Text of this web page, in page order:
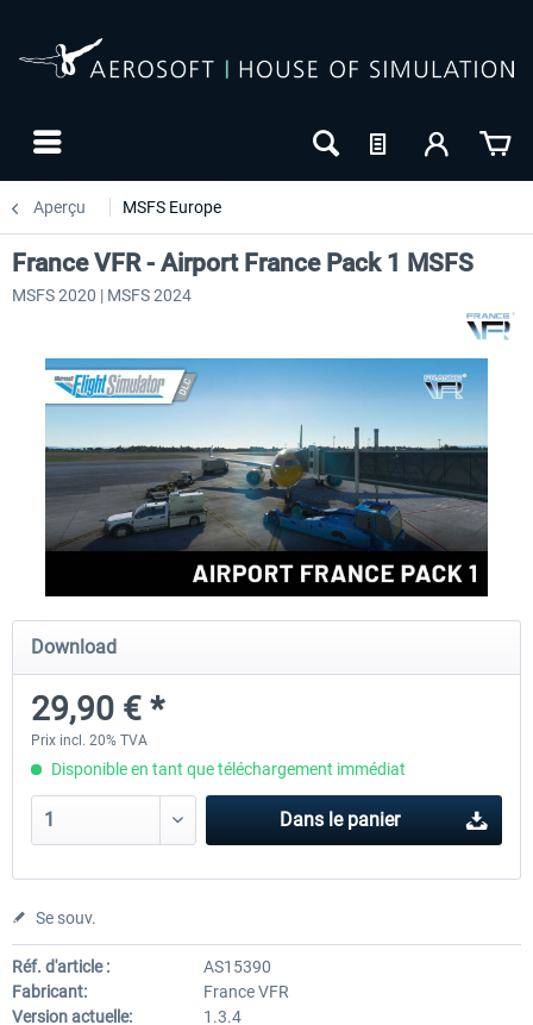
Aperçu MSFS Europe
Aerosoft Airport Cologne/Bonn
18,10 € *
Aerosoft Mega Airport
France VFR - Airport France Pack 1 MSFS
MSFS 2020 | MSFS 2024
Download
29,90 € *
Prix incl. 20% TVA
Disponible en tant que téléchargement immédiat
Dans le panier
Se souv.
Réf. d'article :
AS15390
Fabricant:
France VFR
Version actuelle:
1.3.4